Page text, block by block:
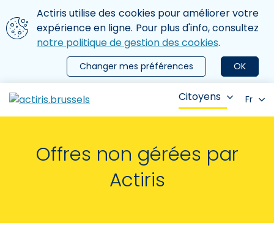
Aller au contenu principal
Nous utilisons des cookies
Actiris utilise des cookies pour améliorer votre
expérience en ligne. Pour plus d'info, consultez
notre politique de gestion des cookies.
OK
Changer mes préférences
le menu
Citoyens Fr
Offres non gérées par
Actiris